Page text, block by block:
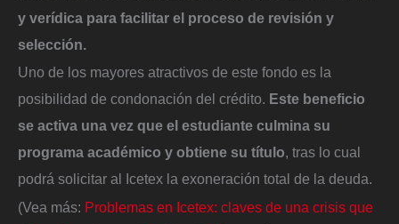
y verídica para facilitar el proceso de revisión y
selección.
Uno de los mayores atractivos de este fondo es la
posibilidad de condonación del crédito. Este beneficio
se activa una vez que el estudiante culmina su
programa académico y obtiene su título, tras lo cual
podrá solicitar al Icetex la exoneración total de la deuda.
(Vea más: Problemas en Icetex: claves de una crisis que